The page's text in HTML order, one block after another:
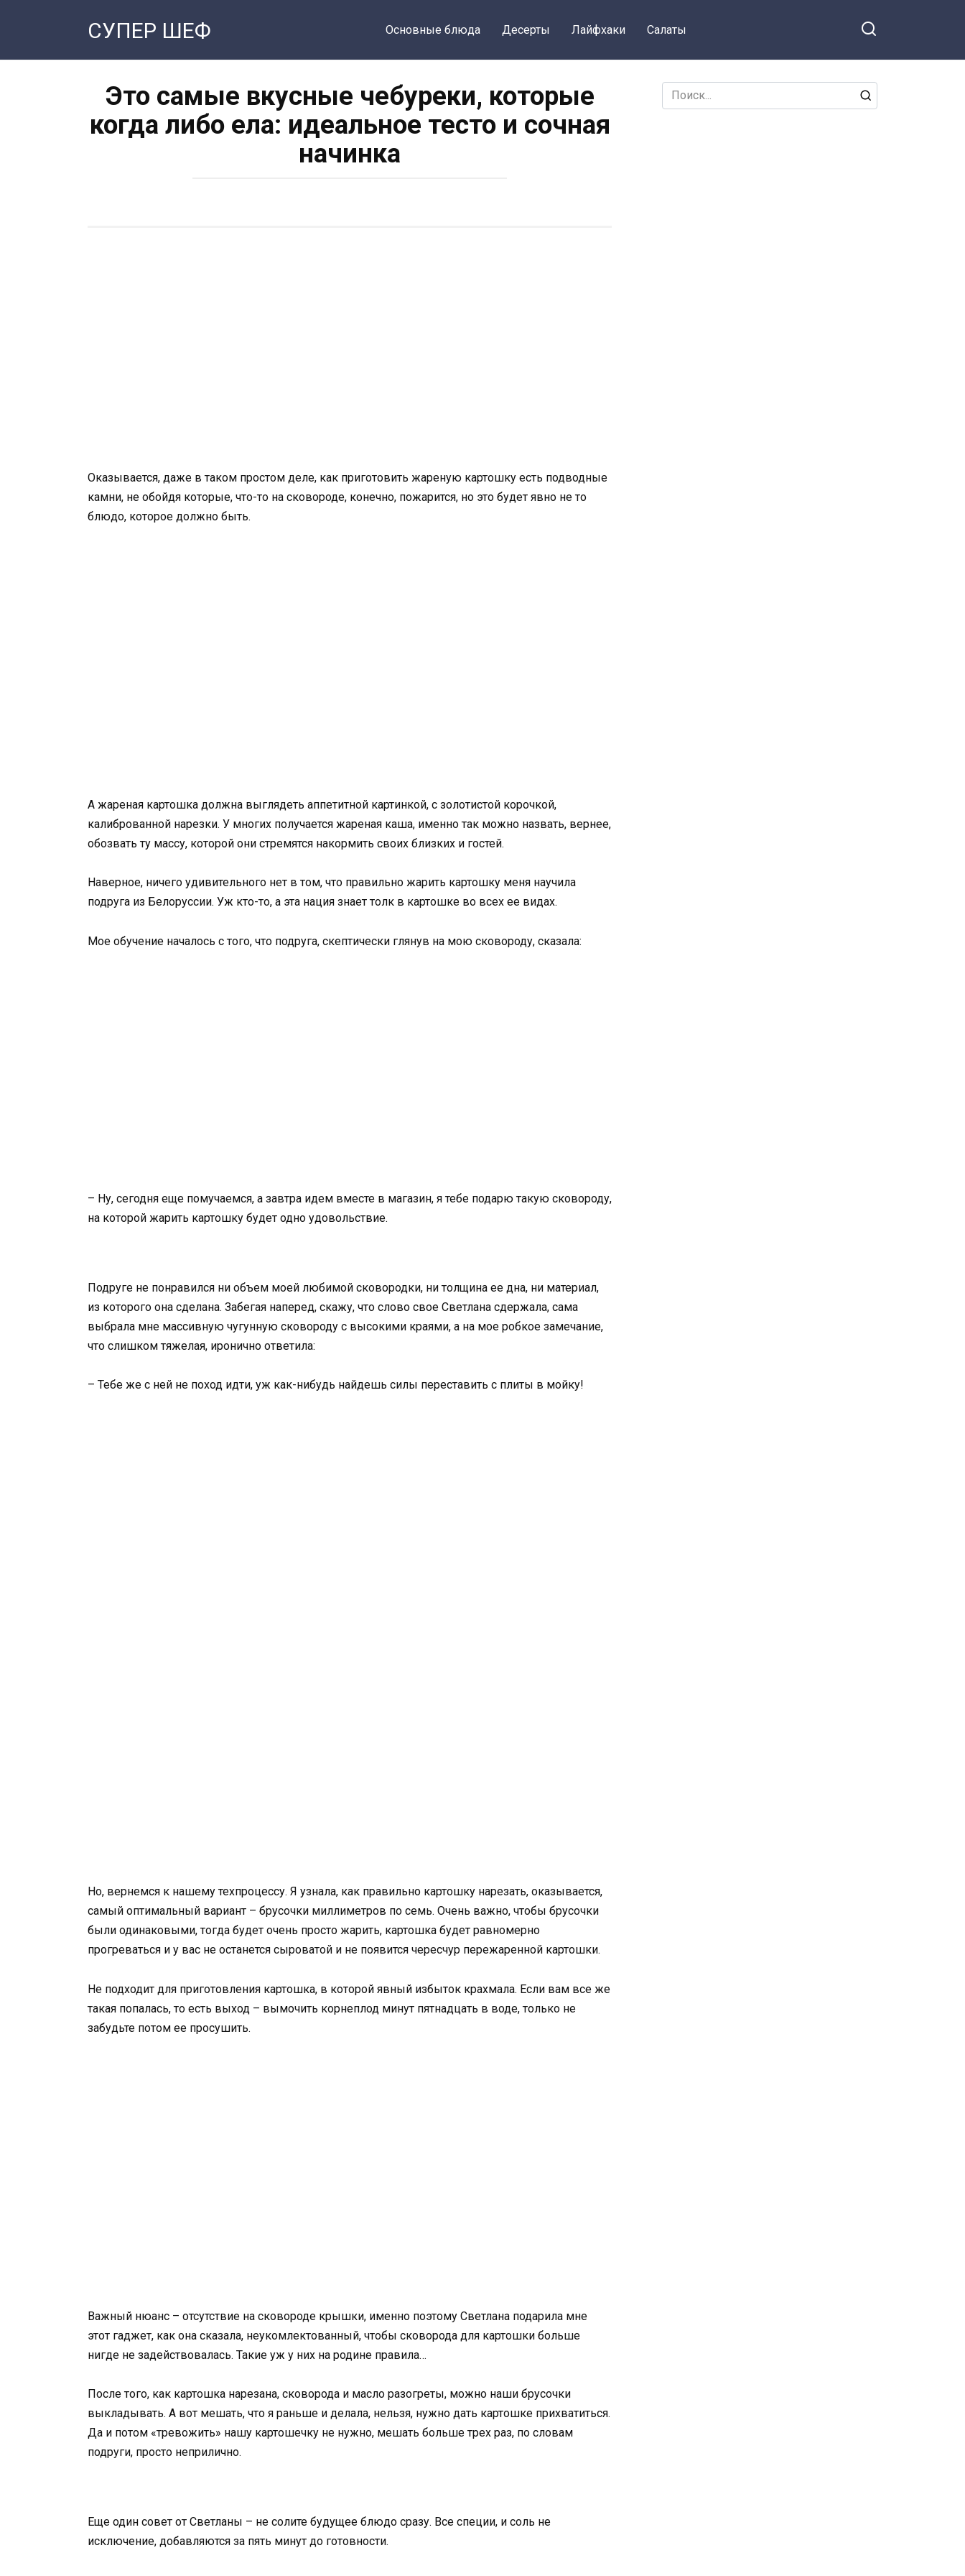
СУПЕР ШЕФ Основные блюда Десерты Лайфхаки Салаты
Это самые вкусные чебуреки, которые
когда либо ела: идеальное тесто и сочная
начинка
Оказывается, даже в таком простом деле, как приготовить жареную картошку есть подводные
камни, не обойдя которые, что-то на сковороде, конечно, пожарится, но это будет явно не то
блюдо, которое должно быть.
А жареная картошка должна выглядеть аппетитной картинкой, с золотистой корочкой,
калиброванной нарезки. У многих получается жареная каша, именно так можно назвать, вернее,
обозвать ту массу, которой они стремятся накормить своих близких и гостей.
Наверное, ничего удивительного нет в том, что правильно жарить картошку меня научила
подруга из Белоруссии. Уж кто-то, а эта нация знает толк в картошке во всех ее видах.
Мое обучение началось с того, что подруга, скептически глянув на мою сковороду, сказала:
– Ну, сегодня еще помучаемся, а завтра идем вместе в магазин, я тебе подарю такую сковороду,
на которой жарить картошку будет одно удовольствие.
Подруге не понравился ни объем моей любимой сковородки, ни толщина ее дна, ни материал,
из которого она сделана. Забегая наперед, скажу, что слово свое Светлана сдержала, сама
выбрала мне массивную чугунную сковороду с высокими краями, а на мое робкое замечание,
что слишком тяжелая, иронично ответила:
– Тебе же с ней не поход идти, уж как-нибудь найдешь силы переставить с плиты в мойку!
Но, вернемся к нашему техпроцессу. Я узнала, как правильно картошку нарезать, оказывается,
самый оптимальный вариант – брусочки миллиметров по семь. Очень важно, чтобы брусочки
были одинаковыми, тогда будет очень просто жарить, картошка будет равномерно
прогреваться и у вас не останется сыроватой и не появится чересчур пережаренной картошки.
Не подходит для приготовления картошка, в которой явный избыток крахмала. Если вам все же
такая попалась, то есть выход – вымочить корнеплод минут пятнадцать в воде, только не
забудьте потом ее просушить.
Важный нюанс – отсутствие на сковороде крышки, именно поэтому Светлана подарила мне
этот гаджет, как она сказала, неукомлектованный, чтобы сковорода для картошки больше
нигде не задействовалась. Такие уж у них на родине правила…
После того, как картошка нарезана, сковорода и масло разогреты, можно наши брусочки
выкладывать. А вот мешать, что я раньше и делала, нельзя, нужно дать картошке прихватиться.
Да и потом «тревожить» нашу картошечку не нужно, мешать больше трех раз, по словам
подруги, просто неприлично.
Еще один совет от Светланы – не солите будущее блюдо сразу. Все специи, и соль не
исключение, добавляются за пять минут до готовности.
Search
for: